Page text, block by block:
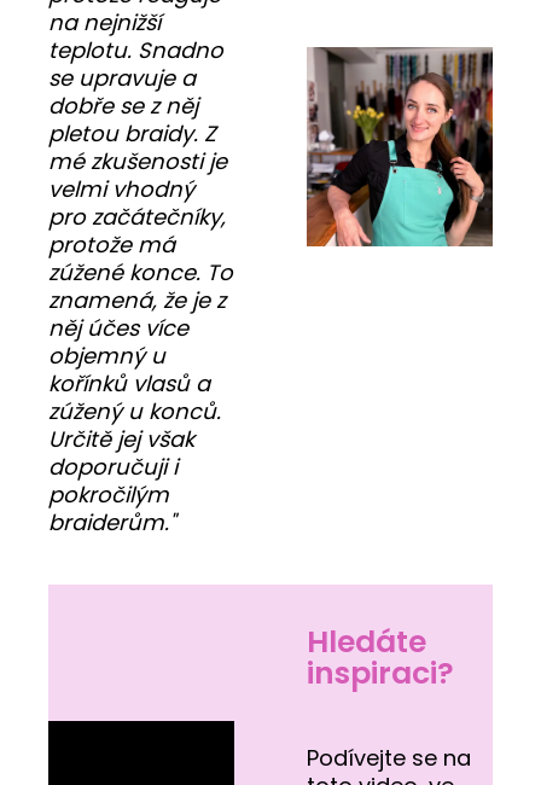
na nejnižší
teplotu. Snadno
se upravuje a
dobře se z něj
pletou braidy. Z
mé zkušenosti je
velmi vhodný
pro začátečníky,
protože má
zúžené konce. To
znamená, že je z
něj účes více
objemný u
kořínků vlasů a
zúžený u konců.
Určitě jej však
doporučuji i
pokročilým
braiderům."
Hledáte
inspiraci?
Podívejte se na